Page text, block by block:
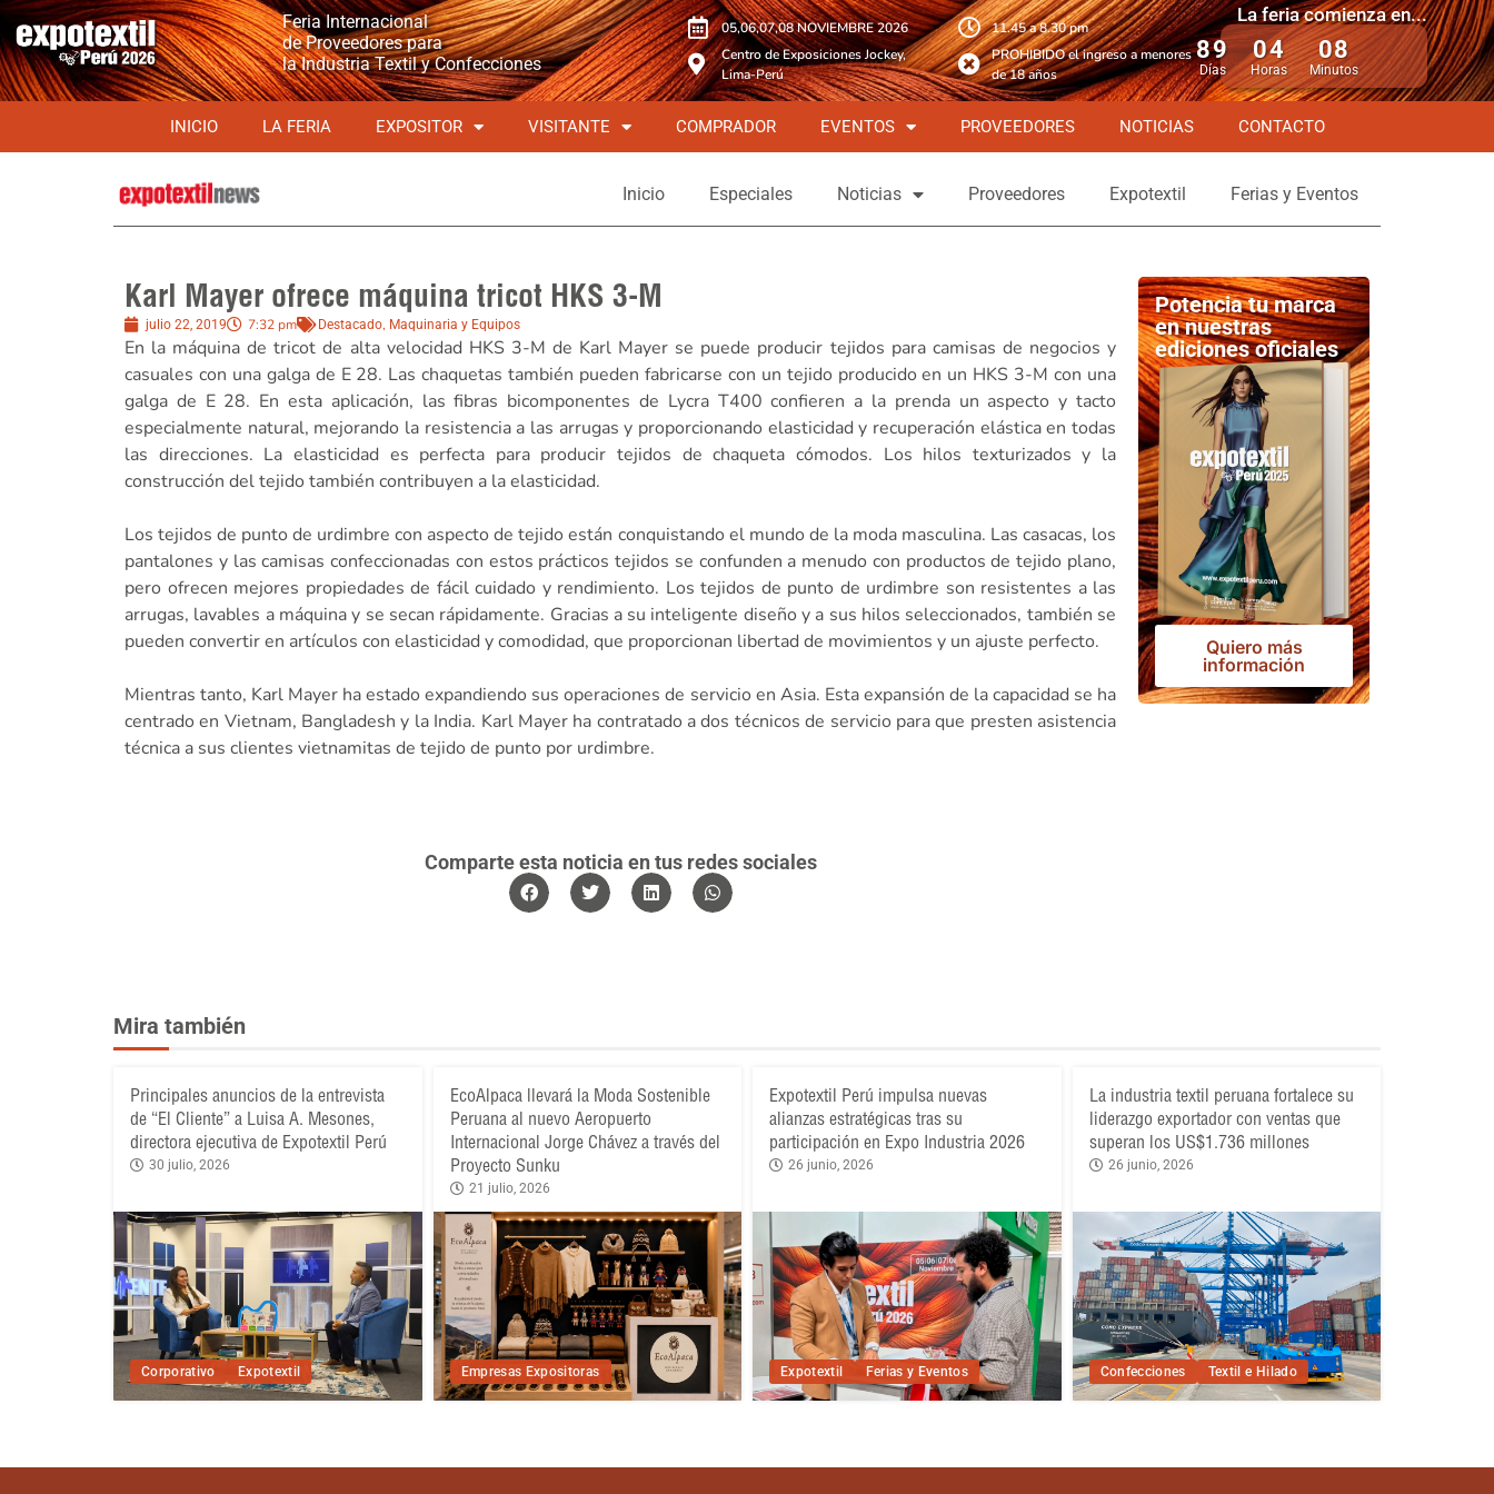
Feria Internacional
de Proveedores para
la Industria Textil y Confecciones
05,06,07,08 NOVIEMBRE 2026
Centro de Exposiciones Jockey,
Lima-Perú
11.45 a 8.30 pm
PROHIBIDO el ingreso a menores
de 18 años
La feria comienza en...
89
Días
04
Horas
08
Minutos
INICIO LA FERIA EXPOSITOR VISITANTE COMPRADOR EVENTOS PROVEEDORES NOTICIAS CONTACTO
Inicio Especiales Noticias Proveedores Expotextil Ferias y Eventos
Karl Mayer ofrece máquina tricot HKS 3-M
julio 22, 2019 7:32 pm Destacado, Maquinaria y Equipos
En la máquina de tricot de alta velocidad HKS 3-M de Karl Mayer se puede producir tejidos para camisas de negocios y
casuales con una galga de E 28. Las chaquetas también pueden fabricarse con un tejido producido en un HKS 3-M con una
galga de E 28. En esta aplicación, las fibras bicomponentes de Lycra T400 confieren a la prenda un aspecto y tacto
especialmente natural, mejorando la resistencia a las arrugas y proporcionando elasticidad y recuperación elástica en todas
las direcciones. La elasticidad es perfecta para producir tejidos de chaqueta cómodos. Los hilos texturizados y la
construcción del tejido también contribuyen a la elasticidad.
Los tejidos de punto de urdimbre con aspecto de tejido están conquistando el mundo de la moda masculina. Las casacas, los
pantalones y las camisas confeccionadas con estos prácticos tejidos se confunden a menudo con productos de tejido plano,
pero ofrecen mejores propiedades de fácil cuidado y rendimiento. Los tejidos de punto de urdimbre son resistentes a las
arrugas, lavables a máquina y se secan rápidamente. Gracias a su inteligente diseño y a sus hilos seleccionados, también se
pueden convertir en artículos con elasticidad y comodidad, que proporcionan libertad de movimientos y un ajuste perfecto.
Mientras tanto, Karl Mayer ha estado expandiendo sus operaciones de servicio en Asia. Esta expansión de la capacidad se ha
centrado en Vietnam, Bangladesh y la India. Karl Mayer ha contratado a dos técnicos de servicio para que presten asistencia
técnica a sus clientes vietnamitas de tejido de punto por urdimbre.
Comparte esta noticia en tus redes sociales
Potencia tu marca
en nuestras
ediciones oficiales
Quiero más
información
Mira también
Corporativo Expotextil
Principales anuncios de la entrevista
de “El Cliente” a Luisa A. Mesones,
directora ejecutiva de Expotextil Perú
30 julio, 2026
Empresas Expositoras
EcoAlpaca llevará la Moda Sostenible
Peruana al nuevo Aeropuerto
Internacional Jorge Chávez a través del
Proyecto Sunku
21 julio, 2026
Expotextil Ferias y Eventos
Expotextil Perú impulsa nuevas
alianzas estratégicas tras su
participación en Expo Industria 2026
26 junio, 2026
Confecciones Textil e Hilado
La industria textil peruana fortalece su
liderazgo exportador con ventas que
superan los US$1.736 millones
26 junio, 2026